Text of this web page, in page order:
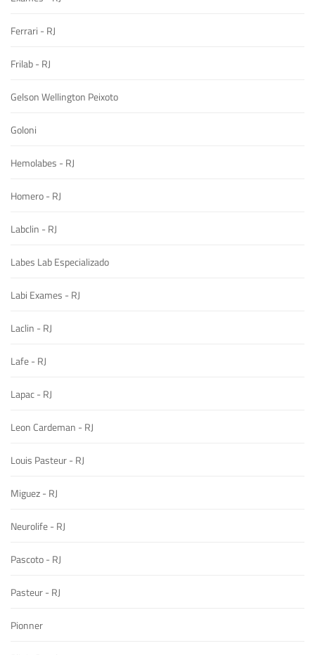
Ferrari - RJ
Frilab - RJ
Gelson Wellington Peixoto
Goloni
Hemolabes - RJ
Homero - RJ
Labclin - RJ
Labes Lab Especializado
Labi Exames - RJ
Laclin - RJ
Lafe - RJ
Lapac - RJ
Leon Cardeman - RJ
Louis Pasteur - RJ
Miguez - RJ
Neurolife - RJ
Pascoto - RJ
Pasteur - RJ
Pionner